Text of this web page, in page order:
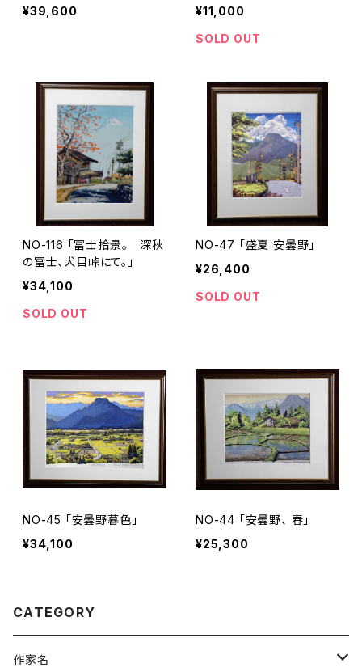
¥39,600
¥11,000
SOLD OUT
NO-116 「冨士拾景。 深秋
の冨士、犬目峠にて。」
¥34,100
SOLD OUT
NO-47 「盛夏 安曇野」
¥26,400
SOLD OUT
NO-45 「安曇野暮色」
¥34,100
NO-44 「安曇野、 春」
¥25,300
CATEGORY
作家名